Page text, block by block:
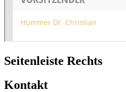
Seitenleiste Rechts
Kontakt